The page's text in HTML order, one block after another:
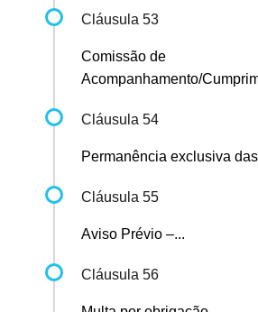
Cláusula 53
Comissão de
Acompanhamento/
Cláusula 54
Permanência exclusiva
Cláusula 55
Aviso Prévio –...
Cláusula 56